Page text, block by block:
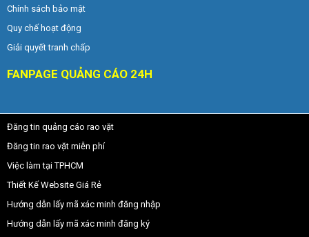
Chính sách bảo mật
Quy chế hoạt động
Giải quyết tranh chấp
FANPAGE QUẢNG CÁO 24H
Đăng tin quảng cáo rao vặt
Đăng tin rao vặt miễn phí
Việc làm tại TPHCM
Thiết Kế Website Giá Rẻ
Hướng dẫn lấy mã xác minh đăng nhập
Hướng dẫn lấy mã xác minh đăng ký